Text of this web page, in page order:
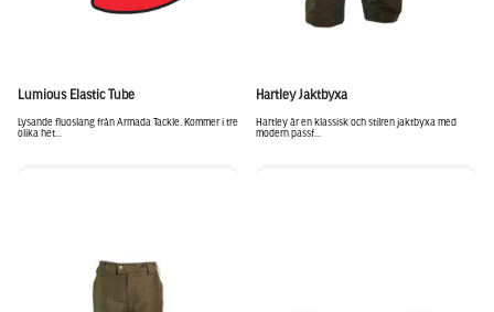
Lumious Elastic Tube
Lysande fluoslang från Armada Tackle. Kommer i tre
olika het...
Hartley Jaktbyxa
Hartley är en klassisk och stilren jaktbyxa med
modern passf...